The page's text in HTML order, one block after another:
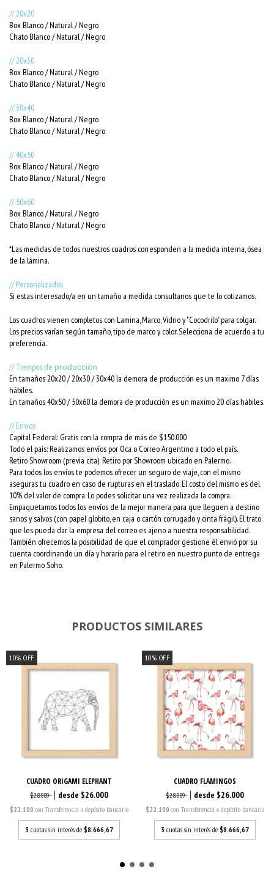
// 20x20
Box Blanco / Natural / Negro
Chato Blanco / Natural / Negro
// 20x30
Box Blanco / Natural / Negro
Chato Blanco / Natural / Negro
// 30x40
Box Blanco / Natural / Negro
Chato Blanco / Natural / Negro
// 40x50
Box Blanco / Natural / Negro
Chato Blanco / Natural / Negro
// 50x60
Box Blanco / Natural / Negro
Chato Blanco / Natural / Negro
*Las medidas de todos nuestros cuadros corresponden a la medida interna, ósea
de la lámina.
// Personalizados
Si estas interesado/a en un tamaño a medida consultanos que te lo cotizamos.
Los cuadros vienen completos con Lamina, Marco, Vidrio y "Cocodrilo" para colgar.
Los precios varían según tamaño, tipo de marco y color. Selecciona de acuerdo a tu
preferencia.
// Tiempos de producción
En tamaños 20x20 / 20x30 / 30x40 la demora de producción es un maximo 7 días
hábiles.
En tamaños 40x50 / 50x60 la demora de producción es un maximo 20 días hábiles.
// Envios
Capital Federal: Gratis con la compra de más de $150.000
Todo el país: Realizamos envíos por Oca o Correo Argentino a todo el país.
Retiro Showroom (previa cita): Retiro por Showroom ubicado en Palermo.
Para todos los envíos te podemos ofrecer un seguro de viaje, con el mismo
aseguras tu cuadro en caso de rupturas en el traslado. El costo del mismo es del
10% del valor de compra. Lo podes solicitar una vez realizada la compra.
Empaquetamos todos los envíos de la mejor manera para que lleguen a destino
sanos y salvos (con papel globito, en caja o cartón corrugado y cinta frágil). El trato
que les pueda dar la empresa del correo es ajeno a nuestra responsabilidad.
También ofrecemos la posibilidad de que el comprador gestione él envió por su
cuenta coordinando un día y horario para el retiro en nuestro punto de entrega
en Palermo Soho.
PRODUCTOS SIMILARES
10% OFF
CUADRO ORIGAMI ELEPHANT
$28.889 $26.000
$22.100con Transferencia o depósito bancario
3 cuotas sin interés de$8.666,67
10% OFF
CUADRO FLAMINGOS
$28.889 $26.000
$22.100 con Transferencia o depósito bancario
3 cuotas sin interés de $8.666,67